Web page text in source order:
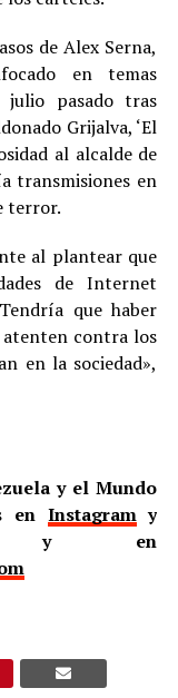
de Alex Serna,
en temas
julio pasado tras
Grijalva, ‘El
al alcalde de
transmisiones en
terror.
al plantear que
de Internet
que haber
contra los
en la sociedad»,
y el Mundo
en Instagramy
en